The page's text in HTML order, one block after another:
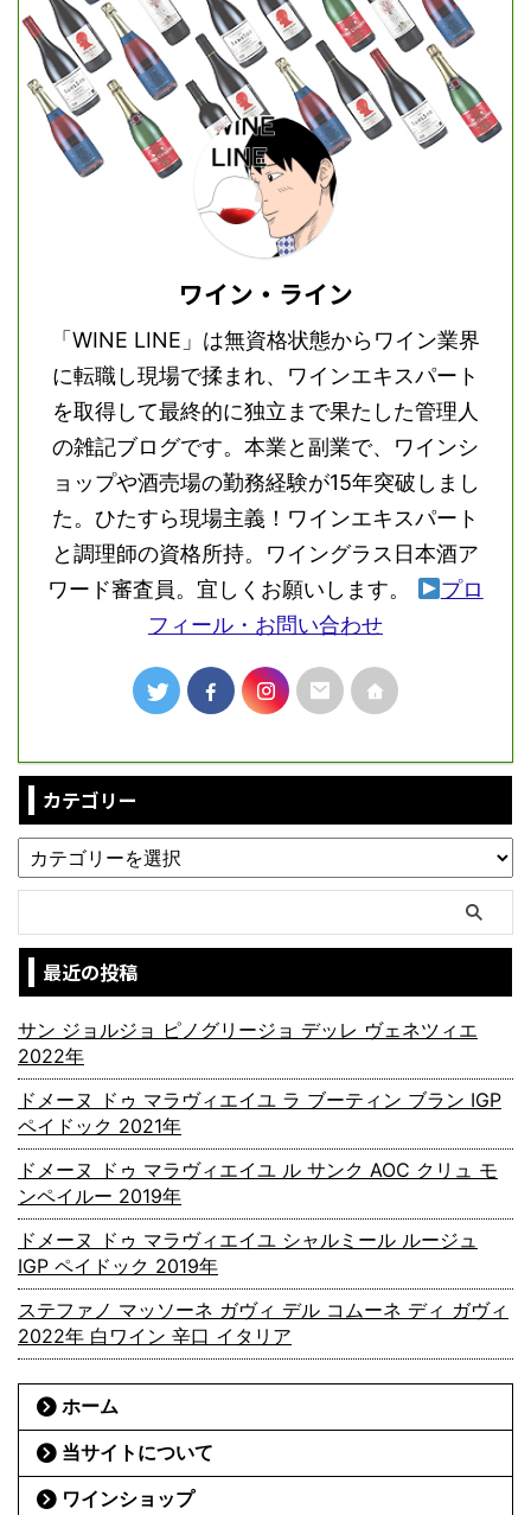
ワイン・ライン
「WINE LINE」は無資格状態からワイン業界
に転職し現場で揉まれ、ワインエキスパート
を取得して最終的に独立まで果たした管理人
の雑記ブログです。本業と副業で、ワインシ
ョップや酒売場の勤務経験が15年突破しまし
た。ひたすら現場主義！ワインエキスパート
と調理師の資格所持。ワイングラス日本酒ア
ワード審査員。宜しくお願いします。
プロ
フィール・お問い合わせ
カテゴリー
最近の投稿
サン ジョルジョ ピノグリージョ デッレ ヴェネツィエ
2022年
ドメーヌ ドゥ マラヴィエイユ ラ ブーティン ブラン IGP
ペイドック 2021年
ドメーヌ ドゥ マラヴィエイユ ル サンク AOC クリュ モ
ンペイルー 2019年
ドメーヌ ドゥ マラヴィエイユ シャルミール ルージュ
IGP ペイドック 2019年
ステファノ マッソーネ ガヴィ デル コムーネ ディ ガヴィ
2022年 白ワイン 辛口 イタリア
ホーム
当サイトについて
ワインショップ